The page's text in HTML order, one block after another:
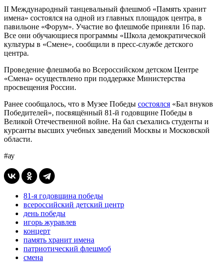
II Международный танцевальный флешмоб «Память хранит
имена» состоялся на одной из главных площадок центра, в
павильоне «Форум». Участие во флешмобе приняли 16 пар.
Все они обучающиеся программы «Школа демократической
культуры в «Смене», сообщили в пресс-службе детского
центра.
Проведение флешмоба во Всероссийском детском Центре
«Смена» осуществлено при поддержке Министерства
просвещения России.
Ранее сообщалось, что в Музее Победы состоялся «Бал внуков
Победителей», посвящённый 81-й годовщине Победы в
Великой Отечественной войне. На бал съехались студенты и
курсанты высших учебных заведений Москвы и Московской
области.
#ау
81-я годовщина победы
всероссийский детский центр
день победы
игорь журавлев
концерт
память хранит имена
патриотический флешмоб
смена